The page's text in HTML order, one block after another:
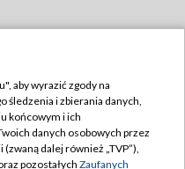
TVP
aby wyrazić zgody na
śledzenia i zbierania danych,
końcowym i ich
danych osobowych przez
dalej również „TVP”),
pozostałych Zaufanych